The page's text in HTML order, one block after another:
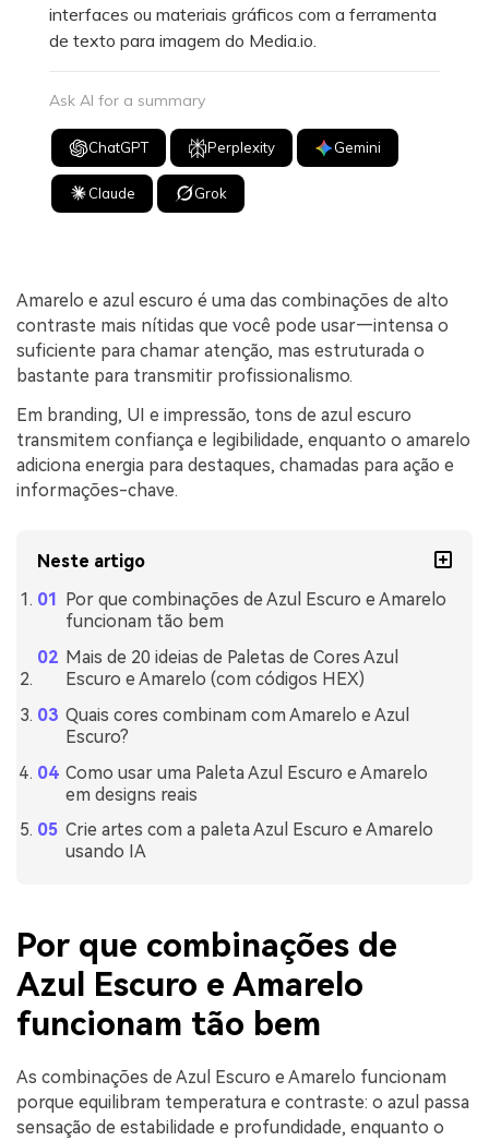
interfaces ou materiais gráficos com a ferramenta
de texto para imagem do Media.io.
Ask AI for a summary
ChatGPT Perplexity Gemini
Claude Grok
Amarelo e azul escuro é uma das combinações de alto
contraste mais nítidas que você pode usar—intensa o
suficiente para chamar atenção, mas estruturada o
bastante para transmitir profissionalismo.
Em branding, UI e impressão, tons de azul escuro
transmitem confiança e legibilidade, enquanto o amarelo
adiciona energia para destaques, chamadas para ação e
informações-chave.
Neste artigo
Por que combinações de Azul Escuro e Amarelo
funcionam tão bem
Mais de 20 ideias de Paletas de Cores Azul
Escuro e Amarelo (com códigos HEX)
Quais cores combinam com Amarelo e Azul
Escuro?
Como usar uma Paleta Azul Escuro e Amarelo
em designs reais
Crie artes com a paleta Azul Escuro e Amarelo
usando IA
Por que combinações de
Azul Escuro e Amarelo
funcionam tão bem
As combinações de Azul Escuro e Amarelo funcionam
porque equilibram temperatura e contraste: o azul passa
sensação de estabilidade e profundidade, enquanto o